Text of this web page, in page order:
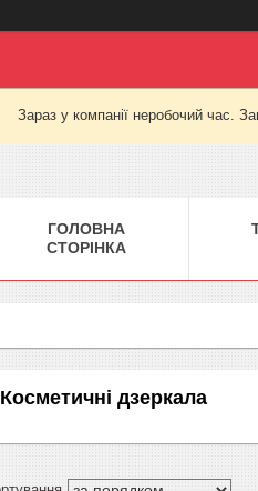
Зараз у компанії неробочий час.
ГОЛОВНА
СТОРІНКА
Косметичні дзеркала